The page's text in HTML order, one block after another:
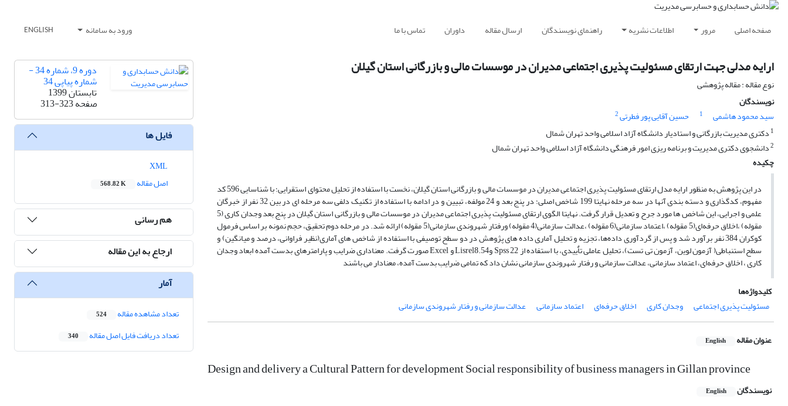
صفحه اصلی مرور اطلاعات نشریه راهنمای نویسندگان ارسال مقاله داوران تماس با ما ورود به سامانه ENGLISH
ارایه مدلی جهت ارتقای مسئولیت پذیری اجتماعی مدیران در موسسات مالی و بازرگانی استان گیلان
نوع مقاله : مقاله پژوهشی
نویسندگان
سید محمود هاشمی
1 حسین آقایی پور فطرتی2
1 دکتری مدیریت بازرگانی و استادیار دانشگاه آزاد اسلامی واحد تهران شمال
2دانشجوی دکتری مدیریت و برنامه ریزی امور فرهنگی دانشگاه آزاد اسلامی واحد تهران شمال
چکیده
در این پژوهش به منظور ارایه مدل ارتقای مسئولیت پذیری اجتماعی مدیران در موسسات مالی و بازرگانی استان گیلان، نخست با استفاده از تحلیل محتوای استقرایی؛ با شناسایی 596 کد
مفهوم، کدگذاری و دسته بندی آنها در سه مرحله نهایتا 199 شاخص اصلی؛ در پنج بعد و 24 مولفه، تبیین و در ادامه با استفاده از تکنیک دلفی سه مرحله ای در بین 32 نفر از خبرگان
علمی و اجرایی، این شاخص ها مورد جرح و تعدیل قرار گرفت. نهایتا الگوی ارتقای مسئولیت پذیری اجتماعی مدیران در موسسات مالی و بازرگانی استان گیلان در پنج بعد وجدان کاری (5
مقوله) ،اخلاق حرفه‌ای(5 مقوله) ،اعتماد سازمانی(6 مقوله) ،عدالت سازمانی(4 مقوله) ورفتار شهروندی سازمانی(5 مقوله) ارائه شد. در مرحله دوم تحقیق، حجم نمونه بر اساس فرمول
کوکران 384 نفر برآورد شد و پس از گردآوری داده‌ها، تجزیه و تحلیل آماری داده های پژوهش در دو سطح توصیفی با استفاده از شاخص های آماری(نظیر فراوانی، درصد و میانگین) و
سطح استنباطی( آزمون لوین، آزمون تی تست)، تحلیل عاملی تاٌییدی، با استفاده از Spss 22 وLisrel8.54 و Excel صورت گرفت. معناداری ضرایب و پارامترهای بدست آمده ابعاد وجدان
کاری ، اخلاق حرفه‌ای، اعتماد سازمانی، عدالت سازمانی و رفتار شهروندی سازمانی نشان داد که تمامی ضرایب بدست آمده، معنادار می باشند
کلیدواژه‌ها
مسئولیت پذیری اجتماعی
وجدان کاری اخلاق حرفه‌ای اعتماد سازمانی عدالت سازمانی و رفتار شهروندی سازمانی
عنوان مقاله English
Design and delivery a Cultural Pattern for development Social responsibility of business managers in Gillan province
نویسندگان English
دوره 9، شماره 34 -
شماره پیاپی 34
تابستان 1399
صفحه313-323
فایل ها
اصل مقاله
568.82 K
هم رسانی
ارجاع به این مقاله
آمار
تعداد مشاهده مقاله 524
تعداد دریافت فایل اصل مقاله 340